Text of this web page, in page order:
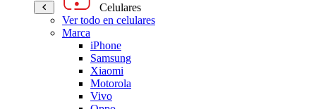
Celulares
Ver todo en celulares
Marca
iPhone
Samsung
Xiaomi
Motorola
Vivo